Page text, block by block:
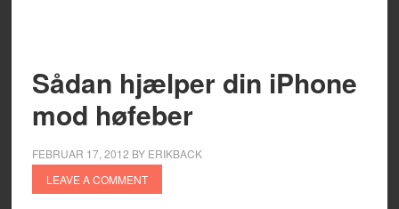
Sådan hjælper din iPhone
mod høfeber
FEBRUAR 17, 2012 BY ERIKBACK
LEAVE A COMMENT